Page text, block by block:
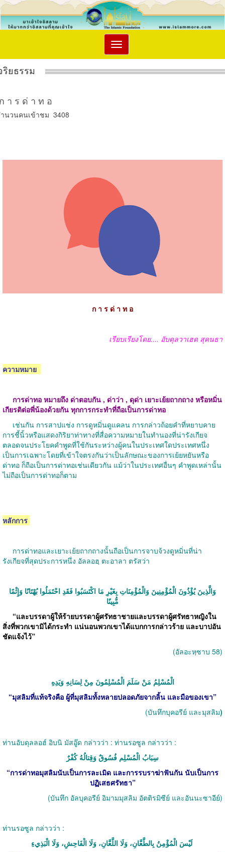
Toggle
navigation
ริยธรรม
า ร ด่ า ท อ
นวนคนเข้าชม 3408
ก า ร ด่ า ท อ
เรียบเรียงโดย.... อับดุลวาเฮด สุคนธา
ความหมาย
การด่าทอ หมายถึง ด่าตอบกัน , ด่าว่า , ดุด่า เยาะเย้ยถากถาง หรือหมิ่น
เกียรติต่อพี่น้องด้วยกัน ทุกการกระทำที่ถือเป็นการด่าทอ
เช่นกัน การสาปแช่ง การดูหมิ่นดูแคลน การกล่าวถ้อยคำที่หยาบคาย
การชี้นิ้วหรือแสดงกิริยาท่าทางที่สื่อความหมายในทำนองที่น่ารังเกียจ
ตลอดจนประโยคคำพูดที่ใช้กันระหว่างผู้คนในประเทศใดประเทศหนึ่ง
เป็นการเฉพาะโดยที่เข้าใจตรงกันว่าเป็นลักษณะของการเย้ยหยันหรือ
ด่าทอ ก็ถือเป็นการด่าทอเช่นเดียวกัน แม้ว่าในประเทศอื่นๆ คำพูดเหล่านั้น
ไม่ถือเป็นการด่าทอก็ตาม
หลักการ
การด่าทอและเยาะเย้ยถากถางนั้นถือเป็นการจาบจ้วงดูหมิ่นที่น่า
รังเกียจที่สุดประการหนึ่ง อัลลอฮฺ ตะอาลา ตรัสว่า
وَالَّذِينَ يُؤْذُونَ الْمُؤْمِنِينَ وَالْمُؤْمِنَاتِ بِغَيْرِ مَا اكْتَسَبُوا فَقَدِ احْتَمَلُوا بُهْتَانًا وَإِثْمًا
مُّبِينًا
“และบรรดาผู้ให้ร้ายบรรดาผู้ศรัทธาชายและบรรดาผู้ศรัทธาหญิงใน
สิ่งที่พวกเขามิได้กระทำ แน่นอนพวกเขาได้แบกการกล่าวร้าย และบาปอัน
ชัดแจ้งไว้”
(อัลอะหฺซาบ 58)
الْمُسْلِمُ مَنْ سَلَمَ الْمُسْلِمُونَ مِنْ لِسَانِهِ وَيَدِهِ
“มุสลิมที่แท้จริงคือ ผู้ที่มุสลิมทั้งหลายปลอดภัยจากลิ้น และมือของเขา”
(บันทึกบุคอรีย์ และมุสลิม)
ท่านอับดุลลอฮ์ อิบนิ มัสอู๊ด กล่าวว่า : ท่านรอซูล กล่าวว่า :
سِبَابُ الْمُسْلِم فُسُوقٌ وَقِتالُهُ كُفْرٌ
“การด่าทอมุสลิมนับเป็นการละเมิด และการรบราฆ่าฟันกัน นับเป็นการ
ปฏิเสธศรัทธา”
(บันทึก อัลบุคอรีย์ อิมามมุสลิม อัตติรมิซีย์ และอันนะซาอีย์)
ท่านรอซูล กล่าวว่า :
لَيْسَ الْمُؤْمِنُ بِالطَّعَّانِ، وَلَا اللَّعَّانِ، وَلَا الْفَاحِشِ، وَلَا الْبَذِيءِ